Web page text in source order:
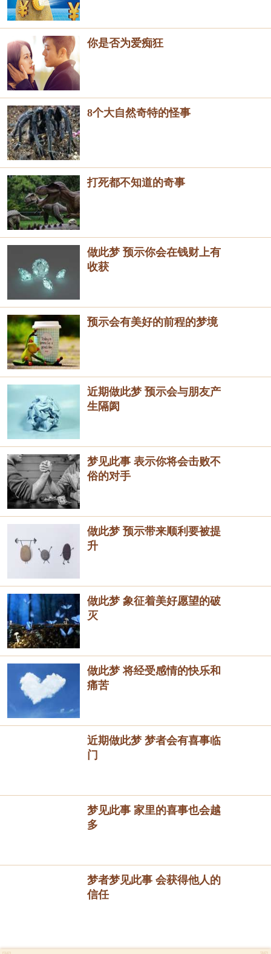
你是否为爱痴狂
8个大自然奇特的怪事
打死都不知道的奇事
做此梦 预示你会在钱财上有
收获
预示会有美好的前程的梦境
近期做此梦 预示会与朋友产
生隔阂
梦见此事 表示你将会击败不
俗的对手
做此梦 预示带来顺利要被提
升
做此梦 象征着美好愿望的破
灭
做此梦 将经受感情的快乐和
痛苦
近期做此梦 梦者会有喜事临
门
梦见此事 家里的喜事也会越
多
梦者梦见此事 会获得他人的
信任